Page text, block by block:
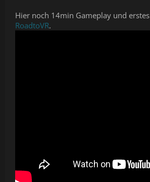
Hier noch 14min Gameplay und erstes
RoadtoVR.